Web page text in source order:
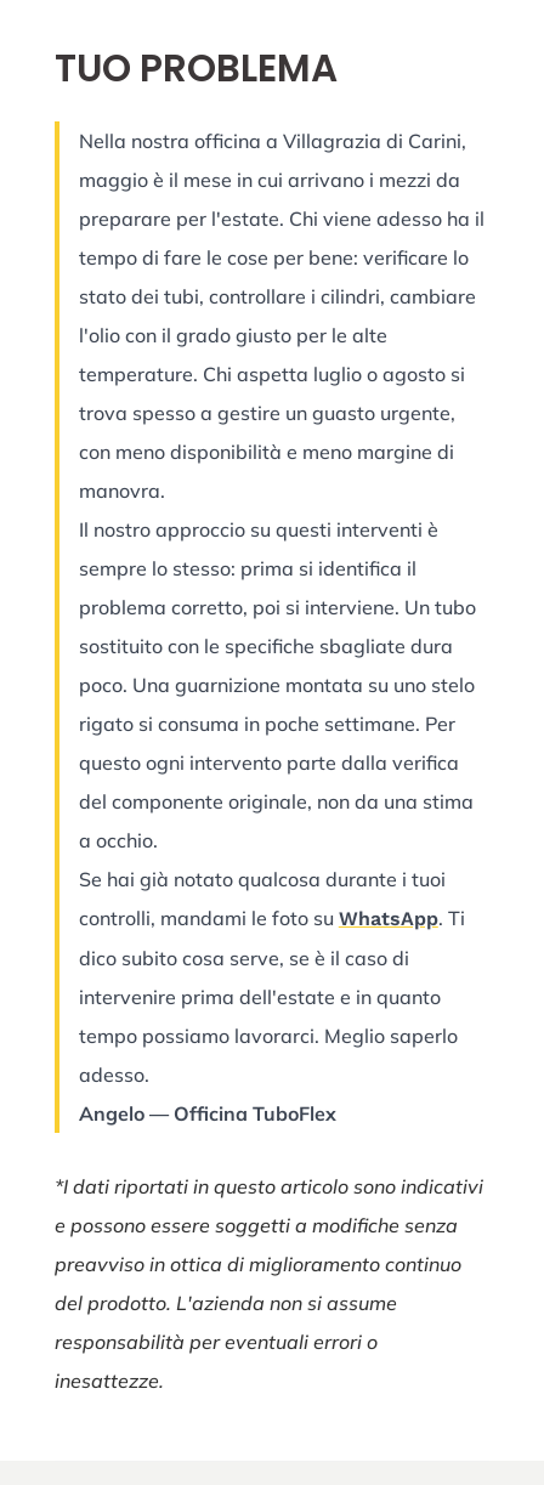
TUO PROBLEMA
Nella nostra officina a Villagrazia di Carini,
maggio è il mese in cui arrivano i mezzi da
preparare per l'estate. Chi viene adesso ha il
tempo di fare le cose per bene: verificare lo
stato dei tubi, controllare i cilindri, cambiare
l'olio con il grado giusto per le alte
temperature. Chi aspetta luglio o agosto si
trova spesso a gestire un guasto urgente,
con meno disponibilità e meno margine di
manovra.
Il nostro approccio su questi interventi è
sempre lo stesso: prima si identifica il
problema corretto, poi si interviene. Un tubo
sostituito con le specifiche sbagliate dura
poco. Una guarnizione montata su uno stelo
rigato si consuma in poche settimane. Per
questo ogni intervento parte dalla verifica
del componente originale, non da una stima
a occhio.
Se hai già notato qualcosa durante i tuoi
controlli, mandami le foto su WhatsApp. Ti
dico subito cosa serve, se è il caso di
intervenire prima dell'estate e in quanto
tempo possiamo lavorarci. Meglio saperlo
adesso.
Angelo — Officina TuboFlex
*I dati riportati in questo articolo sono indicativi
e possono essere soggetti a modifiche senza
preavviso in ottica di miglioramento continuo
del prodotto. L'azienda non si assume
responsabilità per eventuali errori o
inesattezze.